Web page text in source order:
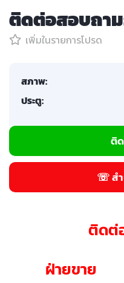
ติดต่อสอบถาม
เพิ่มในรายการโปรด
สภาพ:
ประตู:
ติ
☏ สำ
ติดต่
ฝ่ายขาย